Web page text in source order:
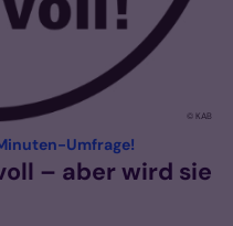
© KAB
Umfrage!
– aber wird sie